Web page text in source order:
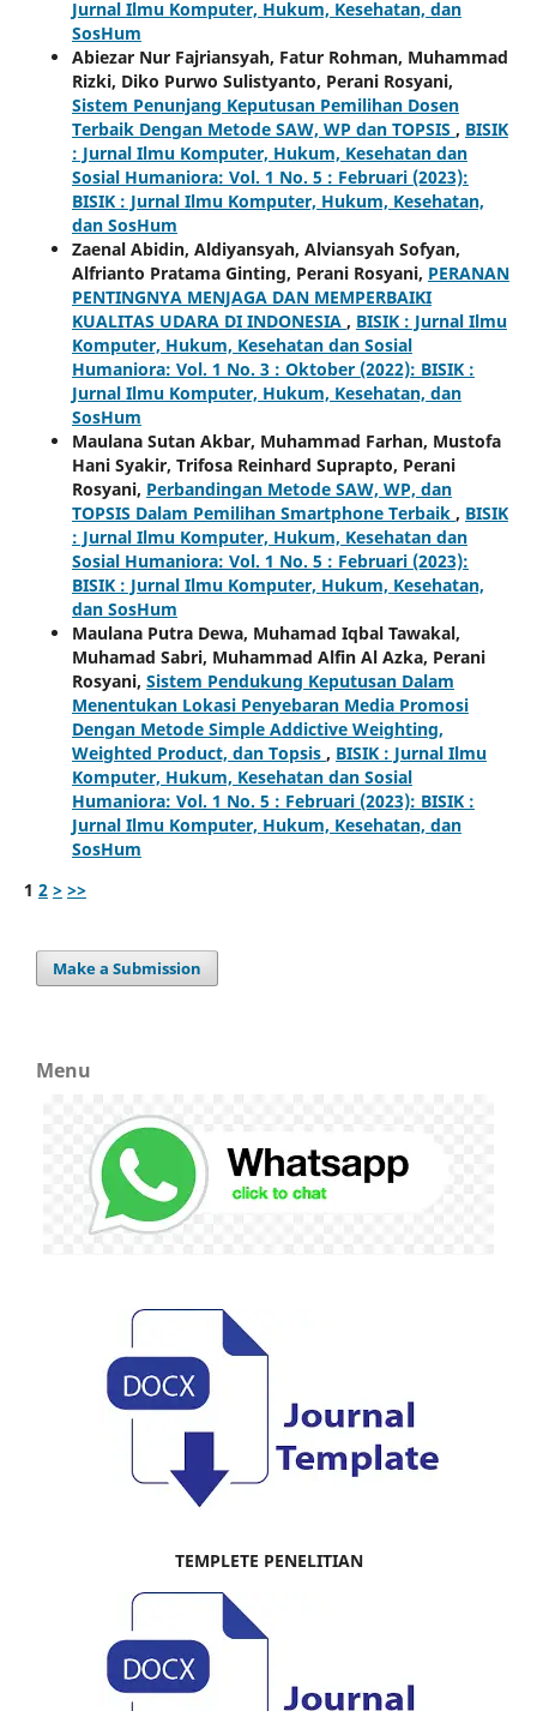
Jurnal Ilmu Komputer, Hukum, Kesehatan, dan
SosHum
Abiezar Nur Fajriansyah, Fatur Rohman, Muhammad
Rizki, Diko Purwo Sulistyanto, Perani Rosyani,
Sistem Penunjang Keputusan Pemilihan Dosen
Terbaik Dengan Metode SAW, WP dan TOPSIS , BISIK
: Jurnal Ilmu Komputer, Hukum, Kesehatan dan
Sosial Humaniora: Vol. 1 No. 5 : Februari (2023):
BISIK : Jurnal Ilmu Komputer, Hukum, Kesehatan,
dan SosHum
Zaenal Abidin, Aldiyansyah, Alviansyah Sofyan,
Alfrianto Pratama Ginting, Perani Rosyani, PERANAN
PENTINGNYA MENJAGA DAN MEMPERBAIKI
KUALITAS UDARA DI INDONESIA , BISIK : Jurnal Ilmu
Komputer, Hukum, Kesehatan dan Sosial
Humaniora: Vol. 1 No. 3 : Oktober (2022): BISIK :
Jurnal Ilmu Komputer, Hukum, Kesehatan, dan
SosHum
Maulana Sutan Akbar, Muhammad Farhan, Mustofa
Hani Syakir, Trifosa Reinhard Suprapto, Perani
Rosyani, Perbandingan Metode SAW, WP, dan
TOPSIS Dalam Pemilihan Smartphone Terbaik , BISIK
: Jurnal Ilmu Komputer, Hukum, Kesehatan dan
Sosial Humaniora: Vol. 1 No. 5 : Februari (2023):
BISIK : Jurnal Ilmu Komputer, Hukum, Kesehatan,
dan SosHum
Maulana Putra Dewa, Muhamad Iqbal Tawakal,
Muhamad Sabri, Muhammad Alfin Al Azka, Perani
Rosyani, Sistem Pendukung Keputusan Dalam
Menentukan Lokasi Penyebaran Media Promosi
Dengan Metode Simple Addictive Weighting,
Weighted Product, dan Topsis , BISIK : Jurnal Ilmu
Komputer, Hukum, Kesehatan dan Sosial
Humaniora: Vol. 1 No. 5 : Februari (2023): BISIK :
Jurnal Ilmu Komputer, Hukum, Kesehatan, dan
SosHum
1 2 > >>
Make a Submission
Menu
TEMPLETE PENELITIAN